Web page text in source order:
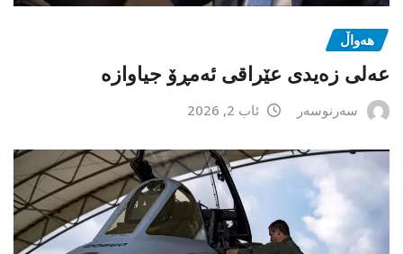
هەواڵ
عەلی زەیدی عێراقی ئەمڕۆ جیاوازە
سەرنوسەر ئاب 2, 2026